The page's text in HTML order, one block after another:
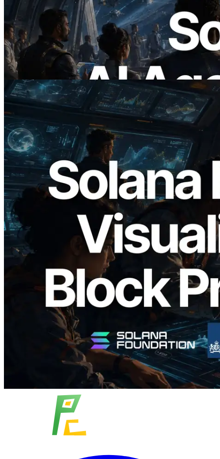
ERPC запускает Solana RPC с
поддержкой x402 — Эпоха, в которой
AI-агенты платят за нужные API по
требованию
Читать статью
2026.05.24
Validators Solutions запускает Solana
Block Analyzer — визуализация
времени генерации блоков и
назначенных валидаторов на уровне
слотов
Читать статью